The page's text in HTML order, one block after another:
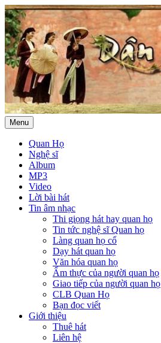
Menu
Quan Họ
Nghệ sĩ
Album
MP3
Video
Lời bài hát
Tin âm nhạc
Thi giọng hát hay quan họ
Tin tức nghệ sĩ Quan họ
Làng quan họ cổ
Dạy hát quan họ
Văn hóa quan họ
Ẩm thực của người quan họ
Giao tiếp của người quan họ
CLB Quan Họ
Bạn đọc viết
Giới thiệu
Thuê hát
Liên hệ